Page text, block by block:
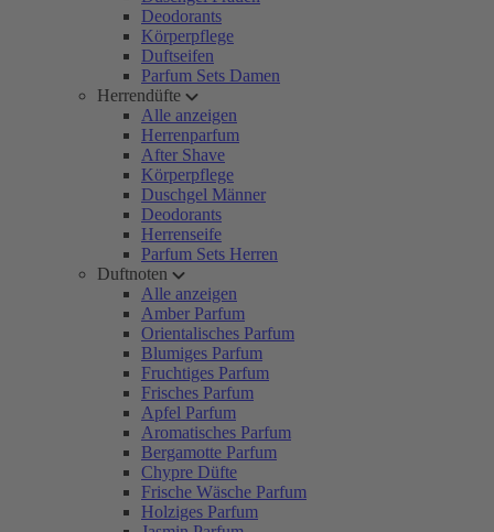
Deodorants
Körperpflege
Duftseifen
Parfum Sets Damen
Herrendüfte
Alle anzeigen
Herrenparfum
After Shave
Körperpflege
Duschgel Männer
Deodorants
Herrenseife
Parfum Sets Herren
Duftnoten
Alle anzeigen
Amber Parfum
Orientalisches Parfum
Blumiges Parfum
Fruchtiges Parfum
Frisches Parfum
Apfel Parfum
Aromatisches Parfum
Bergamotte Parfum
Chypre Düfte
Frische Wäsche Parfum
Holziges Parfum